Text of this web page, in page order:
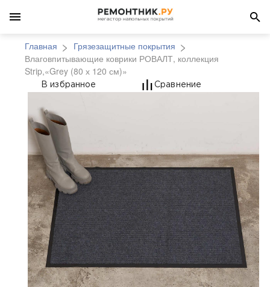
Главная
Грязезащитные покрытия
Влаговпитывающие коврики РОВАЛТ, коллекция
Strip,«Grey (80 х 120 см)»
Влаговпитывающие
В избранное Сравнение